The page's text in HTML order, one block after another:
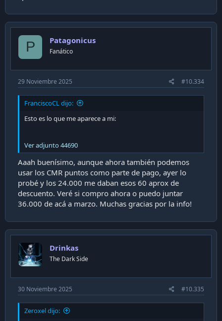
P Patagonicus
Fanático
29 Noviembre 2025 #10.334
FranciscoCL dijo:
Esto es lo que me aparece a mi:
Ver adjunto 44690
Aaah buenísimo, aunque ahora también podemos
usar los CMR puntos como parte de pago, ayer lo
probé y los 24.000 me daban esos 60 aprox de
descuento. Veré si compro ahora o puedo juntar
36.000 de acá a marzo. Muchas gracias por la info!
Drinkas
The Dark Side
30 Noviembre 2025 #10.335
Zeroxel dijo: